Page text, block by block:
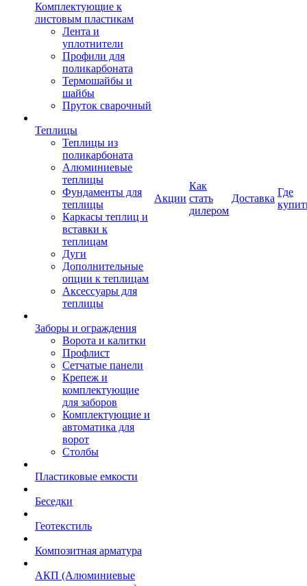
Комплектующие к
листовым пластикам
Лента и
уплотнители
Профили для
поликарбоната
Термошайбы и
шайбы
Пруток сварочный
Теплицы
Теплицы из
поликарбоната
Алюминиевые
теплицы
Фундаменты для
теплицы
Каркасы теплиц и
вставки к
теплицам
Дуги
Дополнительные
опции к теплицам
Аксессуары для
теплицы
Заборы и ограждения
Ворота и калитки
Профлист
Сетчатые панели
Крепеж и
комплектующие
для заборов
Комплектующие и
автоматика для
ворот
Столбы
Пластиковые емкости
Беседки
Геотекстиль
Композитная арматура
АКП (Алюминиевые
Акции
Как
стать
дилером
Доставка
Где